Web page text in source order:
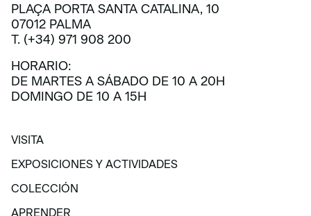
PLAÇA PORTA SANTA CATALINA, 10
07012 PALMA
T. (+34) 971 908 200
HORARIO:
DE MARTES A SÁBADO DE 10 A 20H
DOMINGO DE 10 A 15H
VISITA
VISITA
EXPOSICIONES Y ACTIVIDADES
EXPOSICIONES Y ACTIVIDADES
COLECCIÓN
COLECCIÓN
APRENDER